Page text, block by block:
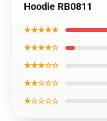
Hoodie RB0811
★★★★★
★★★★☆
★★★☆☆
★★☆☆☆
★☆☆☆☆